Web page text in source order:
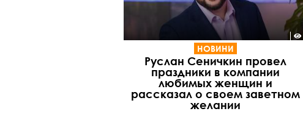
НОВИНИ
Руслан Сеничкин провел
праздники в компании
любимых женщин и
рассказал о своем заветном
желании